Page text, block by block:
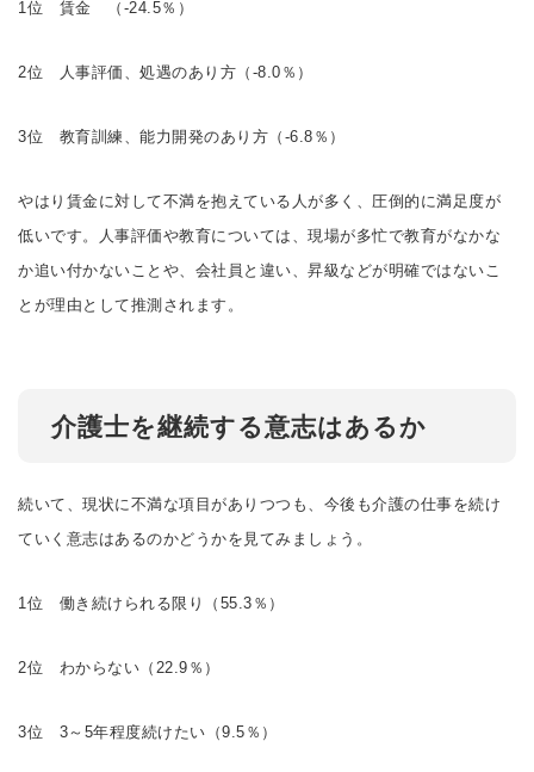
1位 賃金 （-24.5％）
2位 人事評価、処遇のあり方（-8.0％）
3位 教育訓練、能力開発のあり方（-6.8％）
やはり賃金に対して不満を抱えている人が多く、圧倒的に満足度が
低いです。人事評価や教育については、現場が多忙で教育がなかな
か追い付かないことや、会社員と違い、昇級などが明確ではないこ
とが理由として推測されます。
介護士を継続する意志はあるか
続いて、現状に不満な項目がありつつも、今後も介護の仕事を続け
ていく意志はあるのかどうかを見てみましょう。
1位 働き続けられる限り（55.3％）
2位 わからない（22.9％）
3位 3～5年程度続けたい（9.5％）